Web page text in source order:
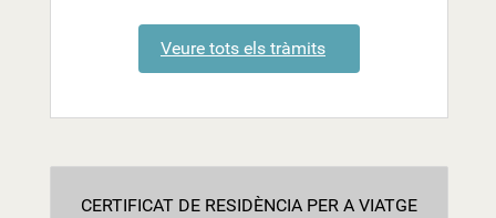
Veure tots els tràmits
CERTIFICAT DE RESIDÈNCIA PER A VIATGE